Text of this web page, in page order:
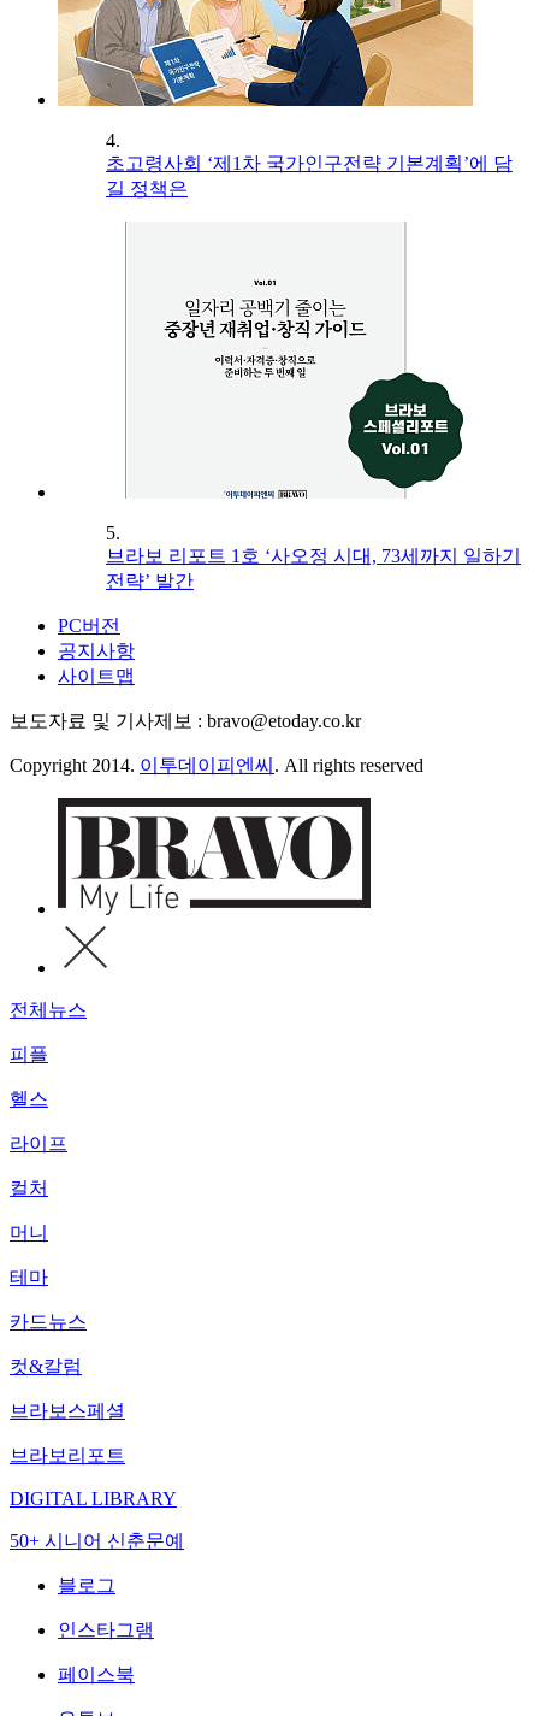
4.
초고령사회 ‘제1차 국가인구전략 기본계획’에 담
길 정책은
5.
브라보 리포트 1호 ‘사오정 시대, 73세까지 일하기
전략’ 발간
PC버전
공지사항
사이트맵
보도자료 및 기사제보 : bravo@etoday.co.kr
Copyright 2014. 이투데이피엔씨 . All rights reserved
전체뉴스
피플
헬스
라이프
컬처
머니
테마
카드뉴스
컷&칼럼
브라보스페셜
브라보리포트
DIGITAL LIBRARY
50+ 시니어 신춘문예
블로그
인스타그램
페이스북